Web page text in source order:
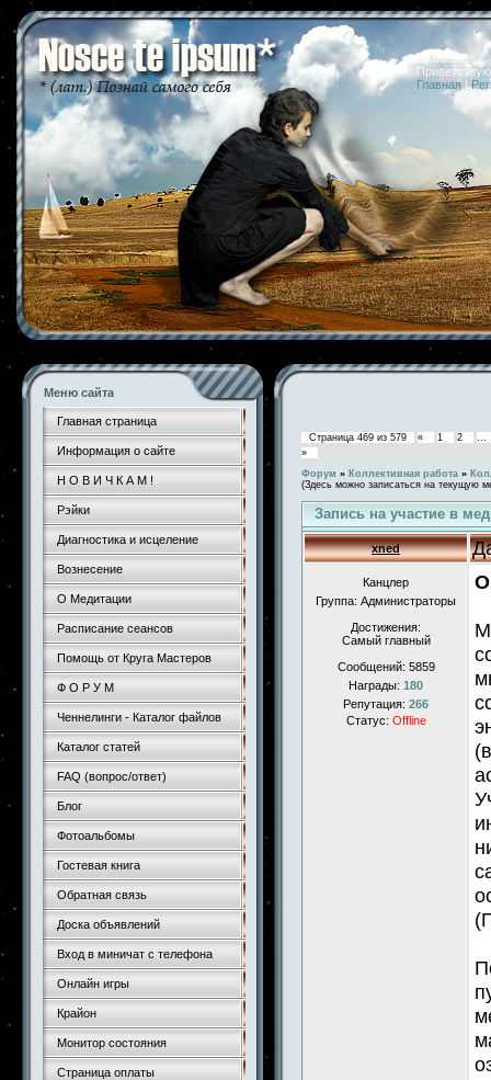
08.08.2026
Главная |
Меню сайта
Главная страница
Информация о сайте
Н О В И Ч К А М !
Рэйки
Диагностика и исцеление
Вознесение
О Медитации
Расписание сеансов
Помощь от Круга Мастеров
Ф О Р У М
Ченнелинги - Каталог файлов
Каталог статей
FAQ (вопрос/ответ)
Блог
Фотоальбомы
Гостевая книга
Обратная связь
Доска объявлений
Вход в миничат с телефона
Онлайн игры
Крайон
Монитор состояния
Страница оплаты
Страница 469 из 579 « 1 2
…
»
Форум » Коллективная работа »
(Здесь можно записаться на текущую
Запись на участие в
xned
Канцлер
Группа: Администраторы
Достижения:
Самый главный
Сообщений: 5859
Награды: 180
Репутация: 266
Статус: Offline
О